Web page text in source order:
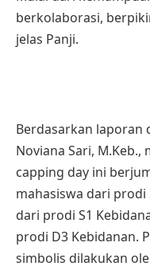
berkolaborasi,
jelas Panji.
Berdasarkan laporan
Noviana Sari,
capping day ini
mahasiswa dari prodi
dari prodi S1
prodi D3 Kebidanan.
simbolis dilakukan